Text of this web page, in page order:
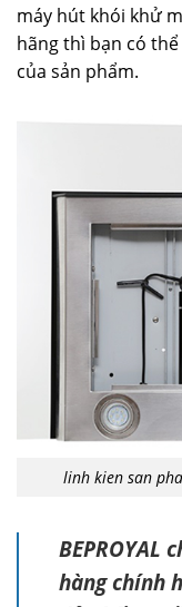
máy hút khói khử
hãng thì bạn có
của sản phẩm.
linh kien san
BEPROYAL
hàng chính